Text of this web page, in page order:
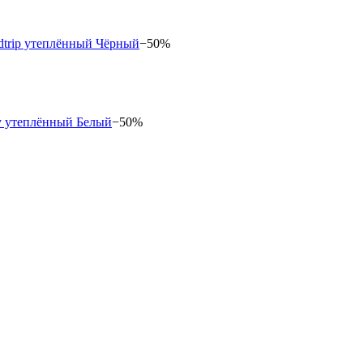
−50%
−50%